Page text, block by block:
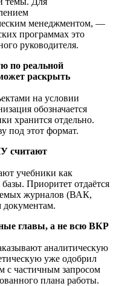
менеджментом, —
программах это
руководителя.
по реальной
раскрыть
на условии
обозначается
хранится отдельно.
под этот формат.
считают
учебники как
Приоритет отдаётся
журналов (ВАК,
документам.
главы, а не всю ВКР
аналитическую
уже одобрил
с частичным запросом
плана работы.